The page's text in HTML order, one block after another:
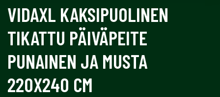
VIDAXL KAKSIPUOLINEN
TIKATTU PÄIVÄPEITE
PUNAINEN JA MUSTA
220X240 CM